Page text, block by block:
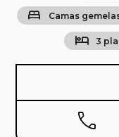
bed Camas
hotel 3
phone